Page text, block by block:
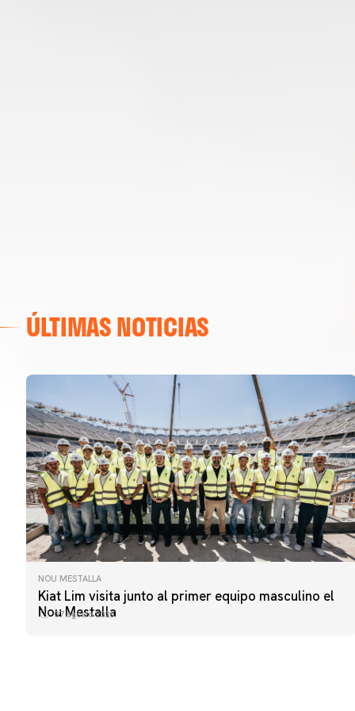
ÚLTIMAS NOTICIAS
NOU MESTALLA
Kiat Lim visita junto al primer equipo masculino el
Nou Mestalla
07 agosto 2026
PRIMER EQUIPO
ENTRENAMIENTO DEL VALENCIA CF 7/8/2026